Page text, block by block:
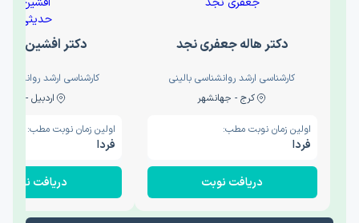
دکتر هاله جعفری نجد
کارشناسی ارشد روانشناسی بالینی
کرج - جهانشهر
اولین زمان نوبت مطب:
فردا
دریافت نوبت
دکتر افشین
کارشناسی ارشد
اردبیل - والی
اولین زمان نوبت مطب:
فردا
دریافت نوبت